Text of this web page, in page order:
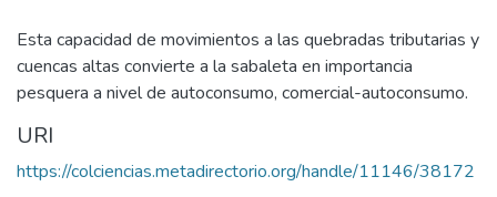
Esta capacidad de movimientos a las quebradas tributarias y
cuencas altas convierte a la sabaleta en importancia
pesquera a nivel de autoconsumo, comercial-autoconsumo.
URI
https://colciencias.metadirectorio.org/handle/11146/38172